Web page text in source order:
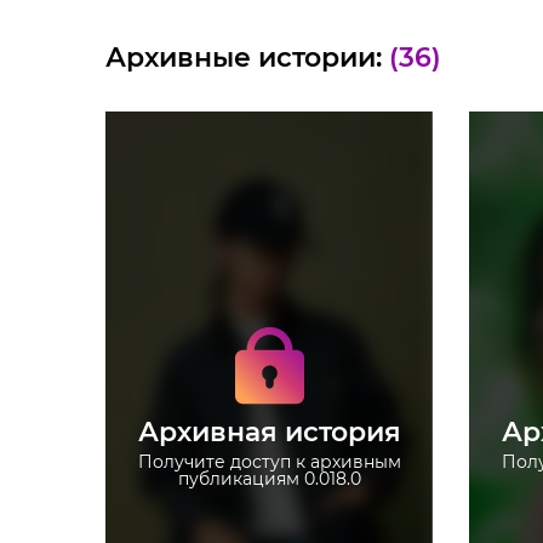
Архивные истории: (36)
Архивная история
Получите доступ к архивным
публикациям 0.018.0
архивным историям
Не отвлекайтесь на
рекламу
Загружайте истории без
ограничений